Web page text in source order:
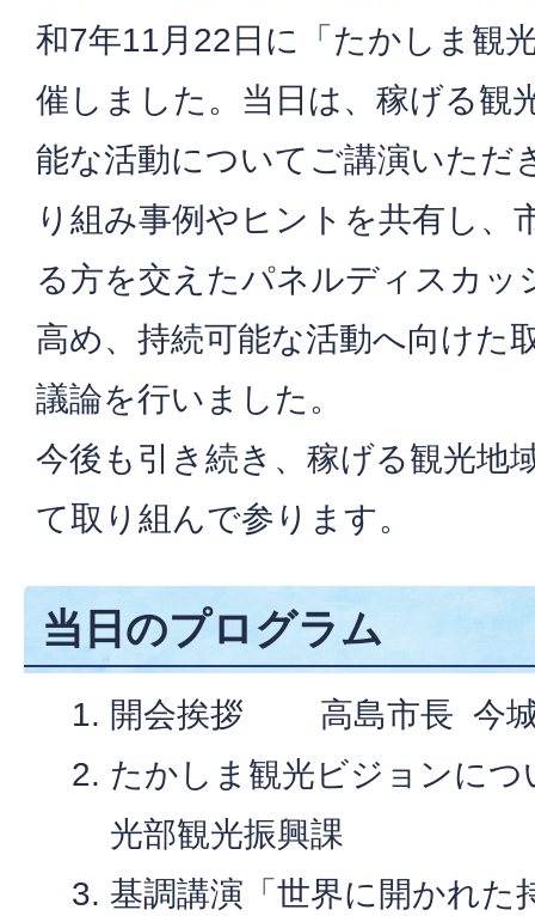
和7年11月22日に「たかしま観
催しました。当日は、稼げる観
能な活動についてご講演いただ
り組み事例やヒントを共有し、
る方を交えたパネルディスカッ
高め、持続可能な活動へ向けた
議論を行いました。
今後も引き続き、稼げる観光地
て取り組んで参ります。
当日のプログラム
開会挨拶 高島市長 今
たかしま観光ビジョンに
光部観光振興課
基調講演「世界に開かれた